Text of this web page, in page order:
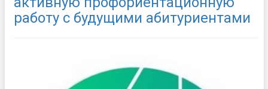
работу с будущими абитуриентами